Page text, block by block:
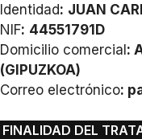
Identidad: JUAN
NIF: 44551791D
Domicilio comercial:
(GIPUZKOA)
Correo electrónico:
FINALIDAD DEL